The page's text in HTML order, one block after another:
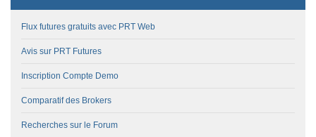
Flux futures gratuits avec PRT Web
Avis sur PRT Futures
Inscription Compte Demo
Comparatif des Brokers
Recherches sur le Forum